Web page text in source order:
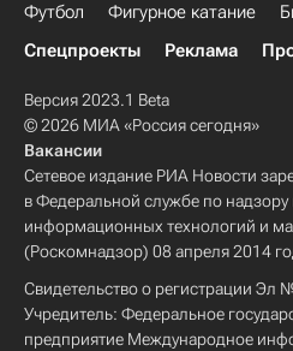
Футбол Фигурное катание
Спецпроекты
Реклама
Версия 2023.1 Beta
© 2026 МИА «Россия сегодня»
Вакансии
Сетевое издание РИА Новости
в Федеральной службе по надзору
информационных технологий и
(Роскомнадзор) 08 апреля 2014
Свидетельство о регистрации
Учредитель: Федеральное
предприятие Международное